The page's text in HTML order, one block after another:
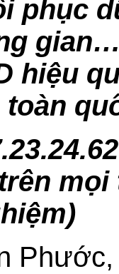
phục
hiệu
toàn